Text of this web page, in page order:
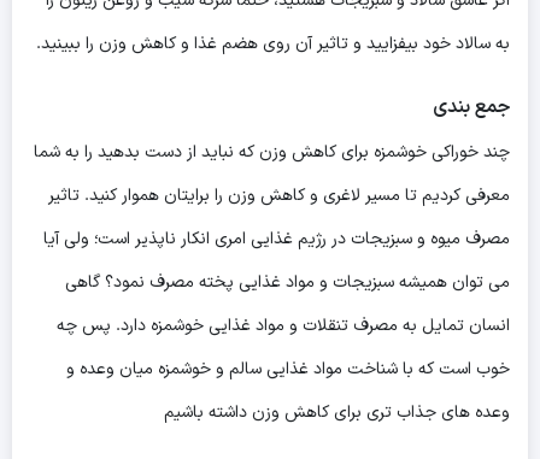
به سالاد خود بیفزایید و تاثیر آن روی هضم غذا و کاهش وزن را ببینید.
جمع بندی
چند خوراکی خوشمزه برای کاهش وزن که نباید از دست بدهید را به شما
معرفی کردیم تا مسیر لاغری و کاهش وزن را برایتان هموار کنید. تاثیر
مصرف میوه و سبزیجات در رژیم غذایی امری انکار ناپذیر است؛ ولی آیا
می توان همیشه سبزیجات و مواد غذایی پخته مصرف نمود؟ گاهی
انسان تمایل به مصرف تنقلات و مواد غذایی خوشمزه دارد. پس چه
خوب است که با شناخت مواد غذایی سالم و خوشمزه میان وعده و
وعده های جذاب تری برای کاهش وزن داشته باشیم